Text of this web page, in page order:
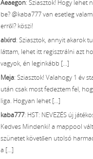
Aeaegon: Sziasztok! Hogy lehet
be? @kaba777 van esetleg
erről? köszi!
alxird: Sziasztok, annyit akarok
láttam, lehet itt regisztrálni azt
vagyok, én leginkább [...]
Meja: Sziasztok! Valahogy 1 év
után csak most fedeztem fel,
liga. Hogyan lehet [...]
kaba777: HST: NEVEZÉS új
Kedves Mindenki! a mappool
szünetet követően utolsó
a [...]